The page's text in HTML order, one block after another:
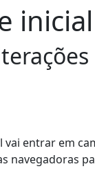
entrar em
navegadoras